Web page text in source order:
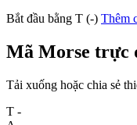
Bắt đầu bằng T (-) Thêm
Mã Morse trực
Tải xuống hoặc chia sẻ
T -